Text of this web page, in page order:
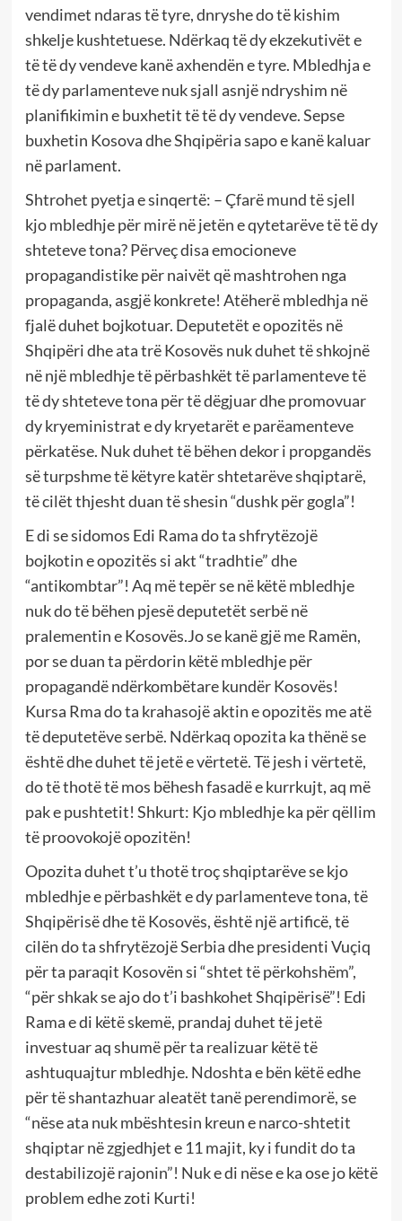
vendimet ndaras të tyre, dnryshe do të kishim
shkelje kushtetuese. Ndërkaq të dy ekzekutivët e
të të dy vendeve kanë axhendën e tyre. Mbledhja e
të dy parlamenteve nuk sjall asnjë ndryshim në
planifikimin e buxhetit të të dy vendeve. Sepse
buxhetin Kosova dhe Shqipëria sapo e kanë kaluar
në parlament.
Shtrohet pyetja e sinqertë: – Çfarë mund të sjell
kjo mbledhje për mirë në jetën e qytetarëve të të dy
shteteve tona? Përveç disa emocioneve
propagandistike për naivët që mashtrohen nga
propaganda, asgjë konkrete! Atëherë mbledhja në
fjalë duhet bojkotuar. Deputetët e opozitës në
Shqipëri dhe ata trë Kosovës nuk duhet të shkojnë
në një mbledhje të përbashkët të parlamenteve të
të dy shteteve tona për të dëgjuar dhe promovuar
dy kryeministrat e dy kryetarët e parëamenteve
përkatëse. Nuk duhet të bëhen dekor i propgandës
së turpshme të këtyre katër shtetarëve shqiptarë,
të cilët thjesht duan të shesin “dushk për gogla”!
E di se sidomos Edi Rama do ta shfrytëzojë
bojkotin e opozitës si akt “tradhtie” dhe
“antikombtar”! Aq më tepër se në këtë mbledhje
nuk do të bëhen pjesë deputetët serbë në
pralementin e Kosovës.Jo se kanë gjë me Ramën,
por se duan ta përdorin këtë mbledhje për
propagandë ndërkombëtare kundër Kosovës!
Kursa Rma do ta krahasojë aktin e opozitës me atë
të deputetëve serbë. Ndërkaq opozita ka thënë se
është dhe duhet të jetë e vërtetë. Të jesh i vërtetë,
do të thotë të mos bëhesh fasadë e kurrkujt, aq më
pak e pushtetit! Shkurt: Kjo mbledhje ka për qëllim
të proovokojë opozitën!
Opozita duhet t’u thotë troç shqiptarëve se kjo
mbledhje e përbashkët e dy parlamenteve tona, të
Shqipërisë dhe të Kosovës, është një artificë, të
cilën do ta shfrytëzojë Serbia dhe presidenti Vuçiq
për ta paraqit Kosovën si “shtet të përkohshëm”,
“për shkak se ajo do t’i bashkohet Shqipërisë”! Edi
Rama e di këtë skemë, prandaj duhet të jetë
investuar aq shumë për ta realizuar këtë të
ashtuquajtur mbledhje. Ndoshta e bën këtë edhe
për të shantazhuar aleatët tanë perendimorë, se
“nëse ata nuk mbështesin kreun e narco-shtetit
shqiptar në zgjedhjet e 11 majit, ky i fundit do ta
destabilizojë rajonin”! Nuk e di nëse e ka ose jo këtë
problem edhe zoti Kurti!